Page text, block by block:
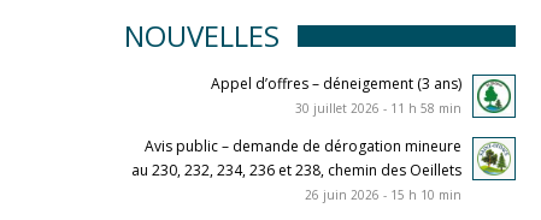
NOUVELLES
Appel d’offres – déneigement (3 ans)
30 juillet 2026 - 11 h 58 min
Avis public – demande de dérogation mineure
au 230, 232, 234, 236 et 238, chemin des Oeillets
26 juin 2026 - 15 h 10 min